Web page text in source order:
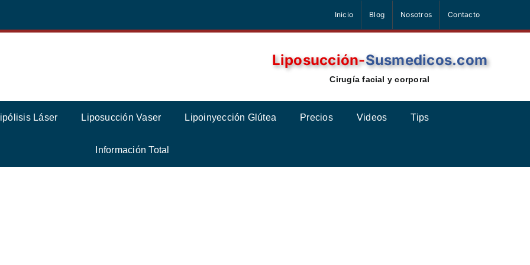
Inicio Blog Nosotros Contacto
Liposucción-Susmedicos.com
Cirugía facial y corporal
Láser Liposucción Vaser Lipoinyección Glútea Precios Videos Tips
Información Total